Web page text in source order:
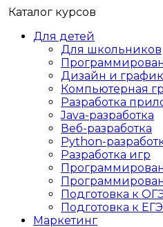
Каталог курсов
Для детей
Для школьников
Дизайн и
Компьютерная
Разработка
Java-разработка
Веб-разработка
Python-
Разработка игр
Подготовка к
Подготовка к ЕГЭ
Маркетинг